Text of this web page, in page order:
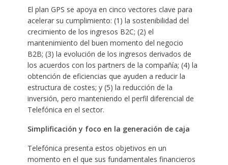
El plan GPS se apoya en cinco vectores clave para
acelerar su cumplimiento: (1) la sostenibilidad del
crecimiento de los ingresos B2C; (2) el
mantenimiento del buen momento del negocio
B2B; (3) la evolución de los ingresos derivados de
los acuerdos con los partners de la compañía; (4) la
obtención de eficiencias que ayuden a reducir la
estructura de costes; y (5) la reducción de la
inversión, pero manteniendo el perfil diferencial de
Telefónica en el sector.
Simplificación y foco en la generación de caja
Telefónica presenta estos objetivos en un
momento en el que sus fundamentales financieros